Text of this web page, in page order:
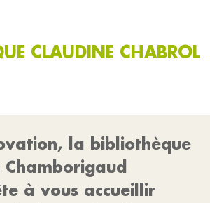
CLAUDINE CHABROL
la bibliothèque
Chamborigaud
à vous accueillir